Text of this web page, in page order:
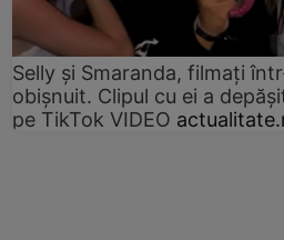
Selly și Smaranda, filmați
obișnuit. Clipul cu ei a
pe TikTok VIDEO